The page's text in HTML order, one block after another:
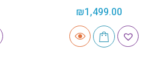
₪1,499.00